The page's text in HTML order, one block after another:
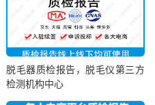
脱毛器质检报告，脱毛仪第三方
检测机构中心